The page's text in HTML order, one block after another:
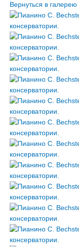
Вернуться в галерею